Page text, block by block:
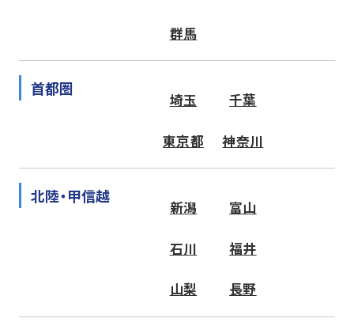
群馬
首都圏
埼玉 千葉
東京都 神奈川
北陸・甲信越
新潟 富山
石川 福井
山梨 長野